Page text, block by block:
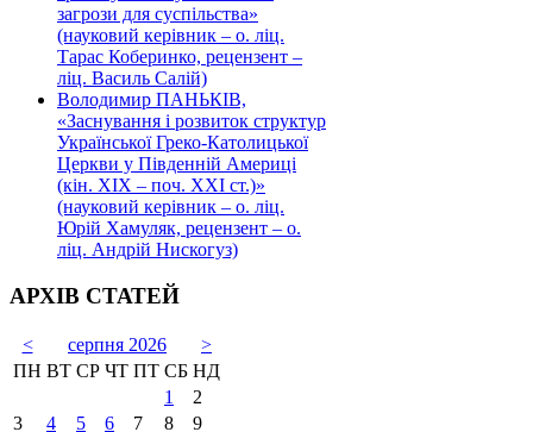
загрози для суспільства»
(науковий керівник – о. ліц.
Тарас Коберинко, рецензент –
ліц. Василь Салій)
Володимир ПАНЬКІВ,
«Заснування і розвиток структур
Української Греко-Католицької
Церкви у Південній Америці
(кін. ХІХ – поч. ХХІ ст.)»
(науковий керівник – о. ліц.
Юрій Хамуляк, рецензент – о.
ліц. Андрій Нискогуз)
АРХІВ СТАТЕЙ
< серпня 2026
>
ПН ВТ СР ЧТ ПТ СБ НД
1
2
3
4 5 6 7 8 9